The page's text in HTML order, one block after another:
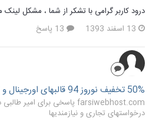
درود کاربر گرامی با تشکر از شما ، مشکل
13 اسفند 1393
50% تخفیف نوروز 94 قالبهای اورجینال و فارسی پی سی تمپلیت
farsiwebhost.com پاسخی برای امیر طالبی در یک موضوع ارسال کرد در
درخواستهای تجاری و نیازمندیها